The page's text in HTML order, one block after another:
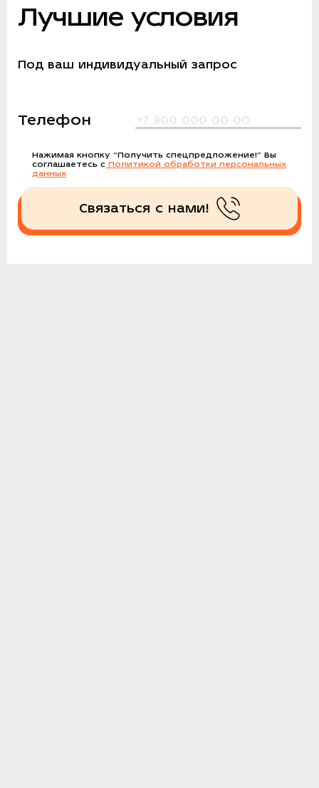
Лучшие условия
Под ваш индивидуальный запрос
Телефон
Нажимая кнопку “Получить спецпредложение!” Вы
соглашаетесь с Политикой обработки персональных
данных
Получить спецпредложение!
Связаться с нами!